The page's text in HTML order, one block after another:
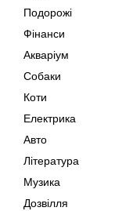
Подорожі
Фінанси
Акваріум
Собаки
Коти
Електрика
Авто
Література
Музика
Дозвілля